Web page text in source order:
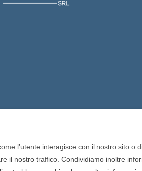
l’utente interagisce con il nostro sito o
il nostro traffico. Condividiamo inoltre